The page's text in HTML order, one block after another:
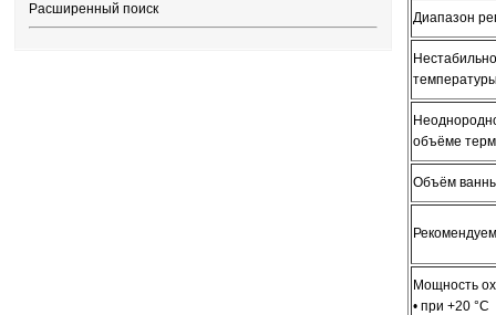
Расширенный поиск
Диапазон
объёме
Объём
Мощность
• при +20 °C